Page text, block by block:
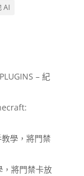
AI
– 紀
學，將門禁
，將門禁卡放